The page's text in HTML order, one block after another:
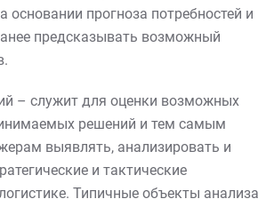
основании прогноза потребностей и
предсказывать возможный
– служит для оценки возможных
решений и тем самым
выявлять, анализировать и
и тактические
Типичные объекты анализа